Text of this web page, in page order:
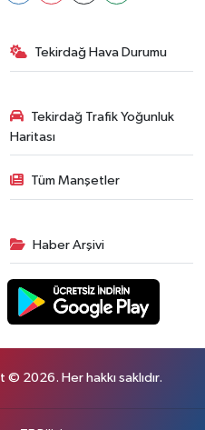
Tekirdağ Hava Durumu
Tekirdağ Trafik Yoğunluk
Haritası
Tüm Manşetler
Haber Arşivi
2026. Her hakkı saklıdır.